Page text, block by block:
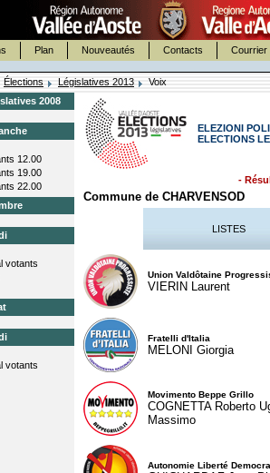
Plan Nouveautés Contacts Courrier
Élections Législatives 2013
Voix
2008
12.00
19.00
22.00
votants
votants
ELEZIONI
ELECTIONS
-
Commune de CHARVENSOD
LISTES
Union Valdôtaine
VIERIN Laurent
Fratelli d'Italia
MELONI Giorgia
Movimento Beppe Grillo
COGNETTA Roberto
Massimo
Autonomie Liberté